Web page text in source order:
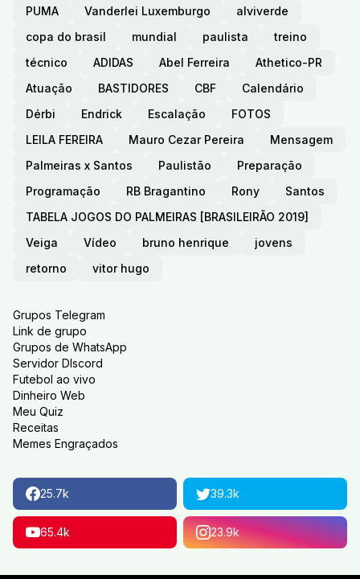
PUMA
Vanderlei Luxemburgo
alviverde
copa do brasil
mundial paulista
treino
técnico
ADIDAS Abel Ferreira
Athetico-PR
Atuação
BASTIDORES CBF
Calendário
Dérbi
Endrick Escalação
FOTOS
LEILA FEREIRA
Mauro Cezar Pereira
Mensagem
Palmeiras x Santos
Paulistão
Preparação
Programação
RB Bragantino Rony
Santos
TABELA JOGOS DO PALMEIRAS [BRASILEIRÃO 2019]
Veiga
Vídeo bruno henrique
jovens
retorno
vitor hugo
Grupos Telegram
Link de grupo
Grupos de WhatsApp
Servidor DIscord
Futebol ao vivo
Dinheiro Web
Meu Quiz
Receitas
Memes Engraçados
25.7k 39.3k
65.4k 23.9k